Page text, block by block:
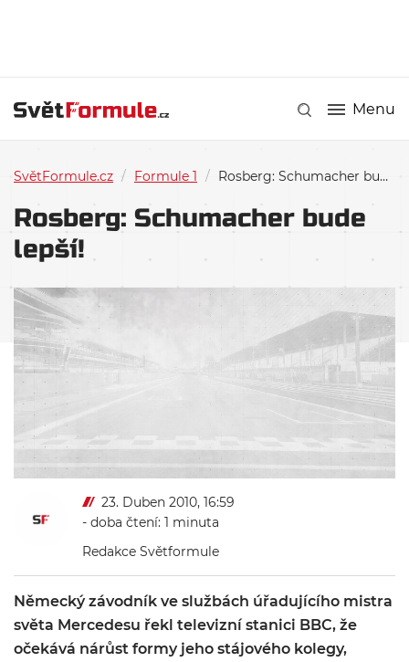
Menu
SvětFormule.cz / Formule 1 / Rosberg: Schumacher bude lepší!
Rosberg: Schumacher bude
lepší!
23. Duben 2010, 16:59
- doba čtení: 1 minuta
Redakce Světformule
Německý závodník ve službách úřadujícího mistra
světa Mercedesu řekl televizní stanici BBC, že
očekává nárůst formy jeho stájového kolegy,